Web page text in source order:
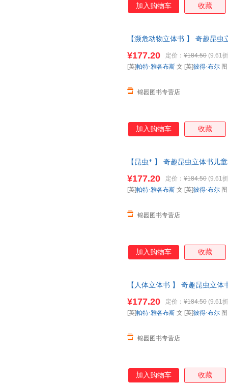
加入购物车 收藏
【濒危动物立体书 】 奇趣昆
票 如需请联系在线客服
¥177.20 定价： ¥184.50 (9.61
锦园图书专营店
[英]帕特·雅各布斯 文 [英]彼得·布尔
加入购物车 收藏
【昆虫* 】 奇趣昆虫立体书儿
票 如需请联系在线客服
¥177.20 定价： ¥184.50 (9.61
锦园图书专营店
[英]帕特·雅各布斯 文 [英]彼得·布尔
加入购物车 收藏
【人体立体书 】 奇趣昆虫立
票 如需请联系在线客服
¥177.20 定价： ¥184.50 (9.61
锦园图书专营店
[英]帕特·雅各布斯 文 [英]彼得·布尔
加入购物车 收藏